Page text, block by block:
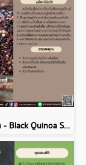
เมล็ดควีนัวดำ - Black Quinoa Seed